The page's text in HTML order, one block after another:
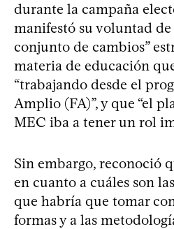
durante la campaña
manifestó su voluntad de
conjunto de cambios”
materia de educación
“trabajando desde el
Amplio (FA)”, y que “el
MEC iba a tener un rol
Sin embargo, reconoció
en cuanto a cuáles son
que habría que tomar
formas y a las